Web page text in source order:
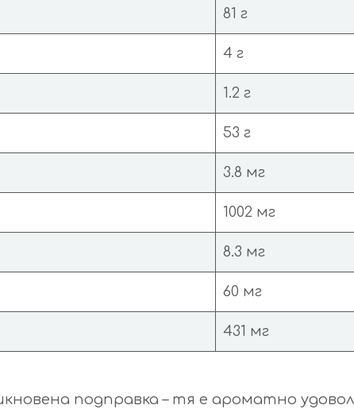
81 г
4 г
1.2 г
53 г
3.8 мг
1002 мг
8.3 мг
60 мг
431 мг
подправка – тя е ароматно